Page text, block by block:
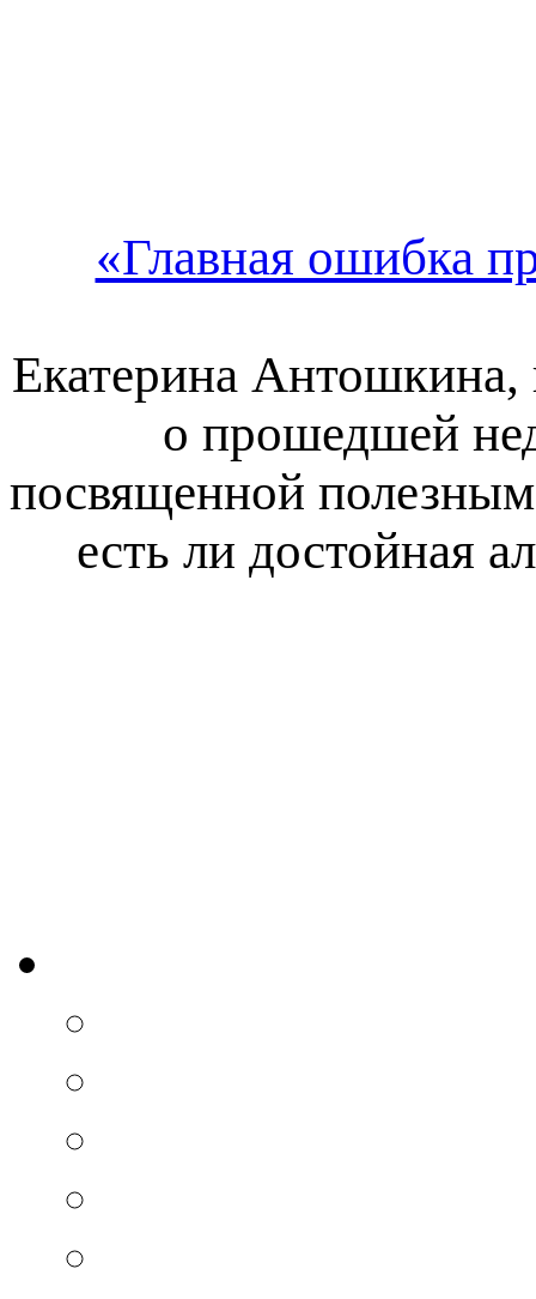
«Главная ошибка
Екатерина Антошкина,
о прошедшей
посвященной
есть ли достойная